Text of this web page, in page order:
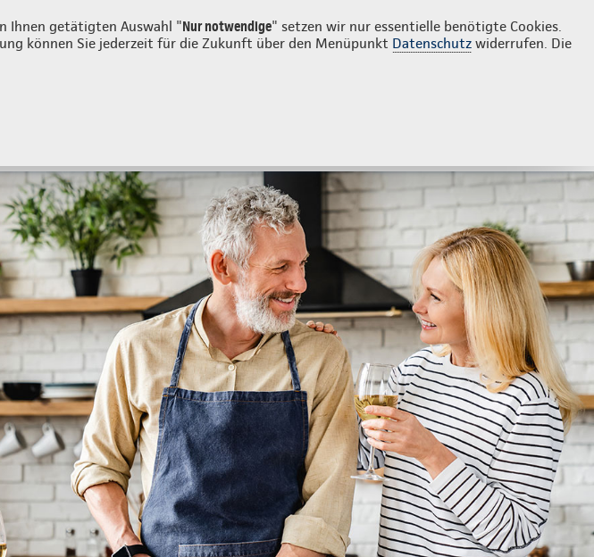
Ihnen getätigten Auswahl "Nur notwendige" setzen wir nur essentielle benötigte Cookies.
können Sie jederzeit für die Zukunft über den Menüpunkt Datenschutz widerrufen. Die
Suche Login Continentale vor Ort